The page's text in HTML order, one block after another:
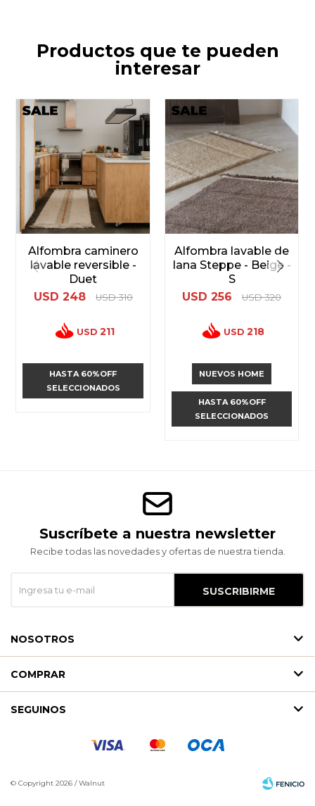
Productos que te pueden
interesar
Alfombra caminero
lavable reversible -
Duet
USD 248 USD 310
USD 211
HASTA 60%OFF
SELECCIONADOS
Alfombra lavable de
lana Steppe - Beige -
S
USD 256 USD 320
USD 218
NUEVOS HOME
HASTA 60%OFF
SELECCIONADOS
Suscríbete a nuestra newsletter
Recibe todas las novedades y ofertas de nuestra tienda.
SUSCRIBIRME
NOSOTROS
COMPRAR
SEGUINOS
© Copyright 2026 / Walnut